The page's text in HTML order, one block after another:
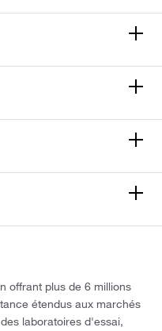
offrant plus de 6 millions
étendus aux marchés
laboratoires d'essai,